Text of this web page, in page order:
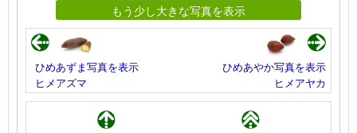
もう少し大きな写真を表示
ひめあずま写真を表示
ヒメアズマ
ひめあやか写真を表示
ヒメアヤカ